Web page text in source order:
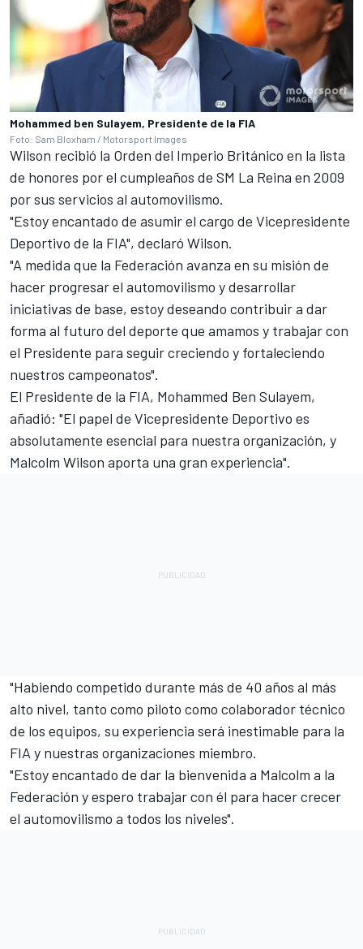
Mohammed ben Sulayem, Presidente de la FIA
Foto: Sam Bloxham / Motorsport Images
Wilson recibió la Orden del Imperio Británico en la lista
de honores por el cumpleaños de SM La Reina en 2009
por sus servicios al automovilismo.
"Estoy encantado de asumir el cargo de Vicepresidente
Deportivo de la FIA", declaró Wilson.
"A medida que la Federación avanza en su misión de
hacer progresar el automovilismo y desarrollar
iniciativas de base, estoy deseando contribuir a dar
forma al futuro del deporte que amamos y trabajar con
el Presidente para seguir creciendo y fortaleciendo
nuestros campeonatos".
El Presidente de la FIA, Mohammed Ben Sulayem,
añadió: "El papel de Vicepresidente Deportivo es
absolutamente esencial para nuestra organización, y
Malcolm Wilson aporta una gran experiencia".
"Habiendo competido durante más de 40 años al más
alto nivel, tanto como piloto como colaborador técnico
de los equipos, su experiencia será inestimable para la
FIA y nuestras organizaciones miembro.
"Estoy encantado de dar la bienvenida a Malcolm a la
Federación y espero trabajar con él para hacer crecer
el automovilismo a todos los niveles".